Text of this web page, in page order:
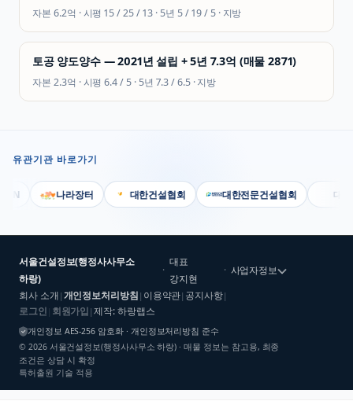
자본 6.2억 · 시평15 / 25 / 13· 5년 5 / 19 / 5· 지방
토공 양도양수 — 2021년 설립 + 5년 7.3억 (매물 2871)
자본 2.3억 · 시평6.4 / 5 · 5년 7.3 / 6.5·지방
유관기관 바로가기
나라장터 대한건설협회 대한전문건설협회 대한기
서울건설정보(행정사사무소
하랑)
·
대표
강지현
· 사업자정보
회사 소개 | 개인정보처리방침 | 이용약관| 공지사항|
로그인 회원가입 |제작: 하랑랩스
개인정보 AES-256 암호화 · 개인정보처리방침 준수
© 2026 서울건설정보(행정사사무소 하랑) · 매물 정보는 참고용, 최종
조건은 상담 시 확정
특허출원 기술 적용